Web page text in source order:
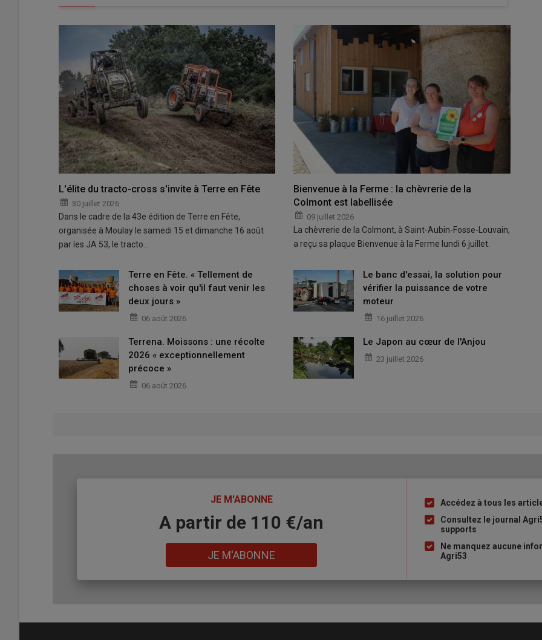
L'élite du tracto-cross s'invite à Terre en Fête
30 juillet 2026
Dans le cadre de la 43e édition de Terre en Fête,
organisée à Moulay le samedi 15 et dimanche 16 août
par les JA 53, le tracto…
Bienvenue à la Ferme : la chèvrerie de la
Colmont est labellisée
09 juillet 2026
La chèvrerie de la Colmont, à Saint-Aubin-Fosse-Louvain,
a reçu sa plaque Bienvenue à la Ferme lundi 6 juillet.
Terre en Fête. « Tellement de
choses à voir qu'il faut venir les
deux jours »
06 août 2026
Le banc d'essai, la solution pour
vérifier la puissance de votre
moteur
16 juillet 2026
Terrena. Moissons : une récolte
2026 « exceptionnellement
précoce »
06 août 2026
Le Japon au cœur de l'Anjou
23 juillet 2026
JE M'ABONNE
A partir de 110 €/an
JE M'ABONNE
Liste
à
puce
Accédez à tous les
Consultez le journal
supports
Ne manquez aucune
Agri53